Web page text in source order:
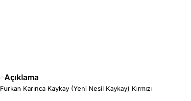
Açıklama
Furkan Karınca Kaykay (Yeni Nesil Kaykay) Kırmızı